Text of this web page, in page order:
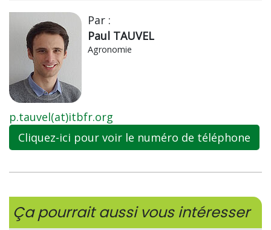
Par :
Paul TAUVEL
Agronomie
p.tauvel(at)itbfr.org
Cliquez-ici pour voir le numéro de téléphone
Ça pourrait aussi vous intéresser